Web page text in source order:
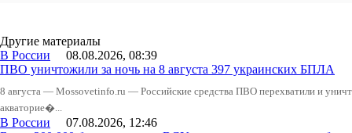
Другие материалы
В России 08.08.2026, 08:39
ПВО уничтожили за ночь на 8 августа 397 украинских БПЛА
8 августа — Mossovetinfo.ru — Российские средства ПВО перехватили и
акваторие�...
В России 07.08.2026, 12:46